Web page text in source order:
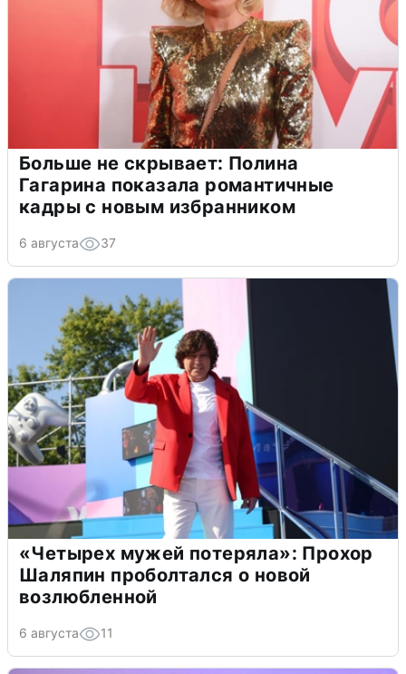
Больше не скрывает: Полина
Гагарина показала романтичные
кадры с новым избранником
6 августа 37
«Четырех мужей потеряла»: Прохор
Шаляпин проболтался о новой
возлюбленной
6 августа 11